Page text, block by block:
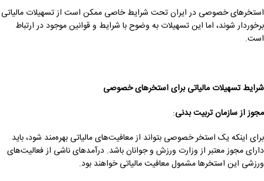
استخرهای خصوصی در ایران تحت شرایط خاصی ممکن است از تسهیلات مالیاتی
برخوردار شوند، اما این تسهیلات به وضوح با شرایط و قوانین موجود در ارتباط
است.
شرایط تسهیلات مالیاتی برای استخرهای خصوصی
مجوز از سازمان تربیت بدنی:
برای اینکه یک استخر خصوصی بتواند از معافیت‌های مالیاتی بهره‌مند شود، باید
دارای مجوز معتبر از وزارت ورزش و جوانان باشد. درآمدهای ناشی از فعالیت‌های
ورزشی این استخرها مشمول معافیت مالیاتی خواهند بود.